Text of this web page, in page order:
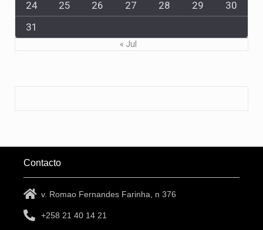
24
25 26 27 28 29
30
31
« Jul
Contacto
v. Romao Fernandes Farinha, n 376
+258 21 40 14 21